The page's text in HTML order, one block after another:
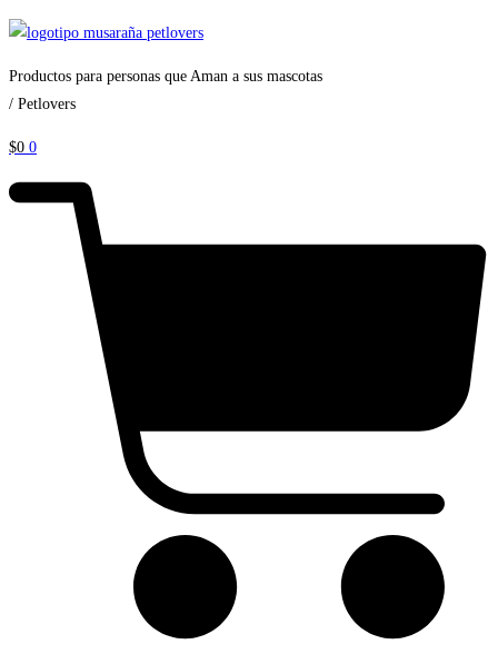
Productos para personas que Aman a sus mascotas
/ Petlovers
$0 0